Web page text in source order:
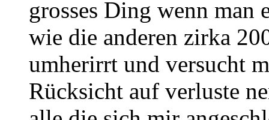
grosses Ding wenn
wie die anderen zirka
umherirrt und versucht
Rücksicht auf verluste